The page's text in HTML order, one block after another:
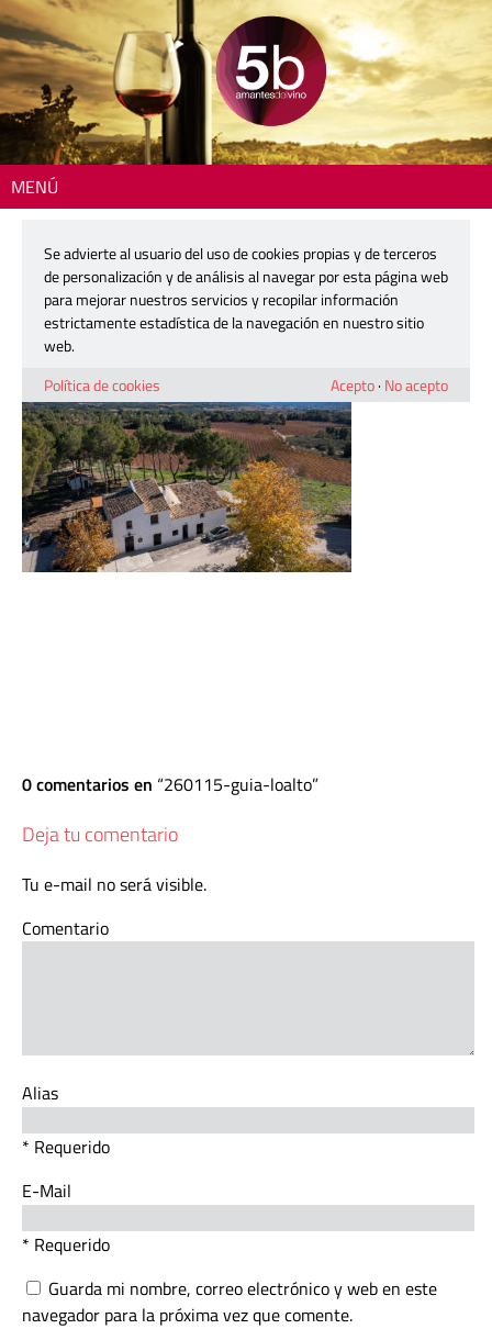
MENÚ
260115-guia-loalto
15 enero, 2026
0 comentarios en 260115-guia-loalto
Deja tu comentario
Tu e-mail no será visible.
Comentario
Alias
* Requerido
E-Mail
* Requerido
Guarda mi nombre, correo electrónico y web en este
navegador para la próxima vez que comente.
Se advierte al usuario del uso de cookies propias y de terceros
de personalización y de análisis al navegar por esta página web
para mejorar nuestros servicios y recopilar información
estrictamente estadística de la navegación en nuestro sitio
web.
Política de cookies
Acepto· No acepto